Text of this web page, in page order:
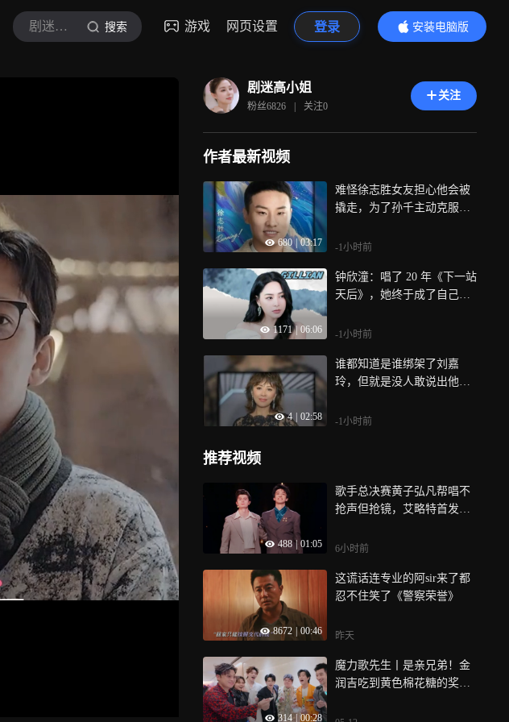
剧迷高小姐 搜索 游戏 网页设置 登录
安装电脑版
内容更精彩
剧迷高小姐
粉丝6826 | 关注0
关注
作者最新视频
680 03:17
难怪徐志胜女友担心他会被
撬走，为了孙千主动克服起
-1小时前
1171 | 06:06
钟欣潼：唱了 20 年《下一站
天后》，她终于成了自己的
-1小时前
4 02:58
谁都知道是谁绑架了刘嘉
玲，但就是没人敢说出他的
-1小时前
推荐视频
488 | 01:05
歌手总决赛黄子弘凡帮唱不
抢声但抢镜，艾略特首发出
6小时前
8672 00:46
这谎话连专业的阿sir来了都
忍不住笑了《警察荣誉》
昨天
314 00:28
魔力歌先生丨是亲兄弟！金
润吉吃到黄色棉花糖的奖励